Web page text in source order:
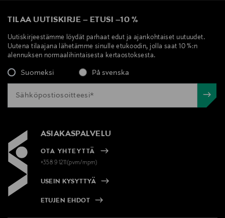
TILAA UUTISKIRJE – ETUSI –10 %
Uutiskirjeestämme löydät parhaat edut ja ajankohtaiset uutuudet.
Uutena tilaajana lähetämme sinulle etukoodin, jolla saat 10 %:n
alennuksen normaalihintaisesta kertaostoksesta.
Suomeksi På svenska
ASIAKASPALVELU
OTA YHTEYTTÄ
+358 9 1211(pvm/mpm)
USEIN KYSYTTYÄ
ETUJEN EHDOT